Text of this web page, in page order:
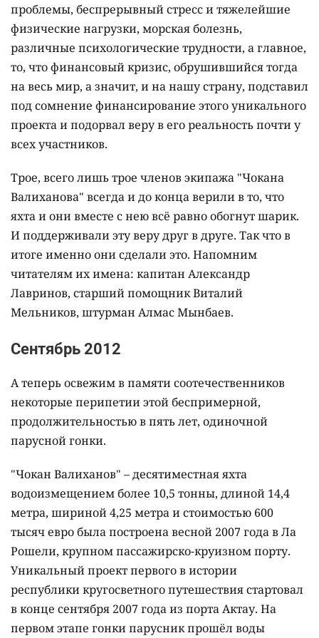
проблемы, беспрерывный стресс и тяжелейшие
физические нагрузки, морская болезнь,
различные психологические трудности, а главное,
то, что финансовый кризис, обрушившийся тогда
на весь мир, а значит, и на нашу страну, подставил
под сомнение финансирование этого уникального
проекта и подорвал веру в его реальность почти у
всех участников.
Трое, всего лишь трое членов экипажа "Чокана
Валиханова" всегда и до конца верили в то, что
яхта и они вместе с нею всё равно обогнут шарик.
И поддерживали эту веру друг в друге. Так что в
итоге именно они сделали это. Напомним
читателям их имена: капитан Александр
Лавринов, старший помощник Виталий
Мельников, штурман Алмас Мынбаев.
Сентябрь 2012
А теперь освежим в памяти соотечественников
некоторые перипетии этой беспримерной,
продолжительностью в пять лет, одиночной
парусной гонки.
"Чокан Валиханов" – десятиместная яхта
водоизмещением более 10,5 тонны, длиной 14,4
метра, шириной 4,25 метра и стоимостью 600
тысяч евро была построена весной 2007 года в Ла
Рошели, крупном пассажирско-круизном порту.
Уникальный проект первого в истории
республики кругосветного путешествия стартовал
в конце сентября 2007 года из порта Актау. На
первом этапе гонки парусник прошёл воды